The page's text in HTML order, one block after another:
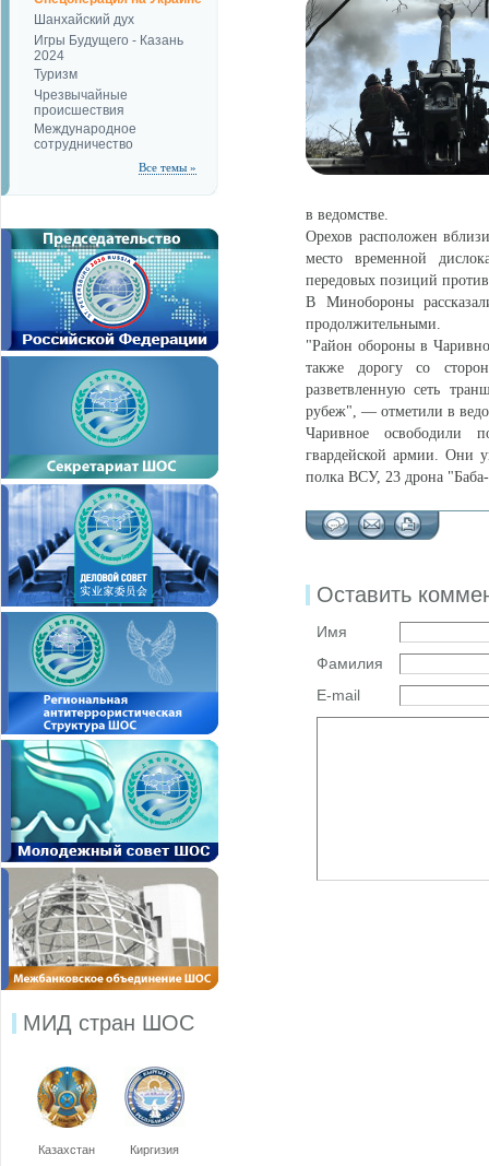
Шанхайский дух
Игры Будущего - Казань
2024
Туризм
Чрезвычайные
происшествия
Международное
сотрудничество
Все темы »
МИД стран ШОС
Казахстан Киргизия
в ведомстве.
Орехов расположен
место временной
передовых позиций
В Минобороны
продолжительными.
"Район обороны в
также дорогу со
разветвленную сеть
рубеж", — отметили в
Чаривное освободили
гвардейской армии. Они
полка ВСУ, 23 дрона
Оставить
Имя
Фамилия
E-mail